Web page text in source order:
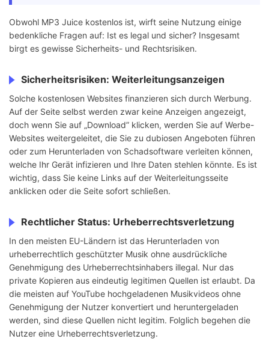
Obwohl MP3 Juice kostenlos ist, wirft seine Nutzung einige
bedenkliche Fragen auf: Ist es legal und sicher? Insgesamt
birgt es gewisse Sicherheits- und Rechtsrisiken.
Sicherheitsrisiken: Weiterleitungsanzeigen
Solche kostenlosen Websites finanzieren sich durch Werbung.
Auf der Seite selbst werden zwar keine Anzeigen angezeigt,
doch wenn Sie auf „Download” klicken, werden Sie auf Werbe-
Websites weitergeleitet, die Sie zu dubiosen Angeboten führen
oder zum Herunterladen von Schadsoftware verleiten können,
welche Ihr Gerät infizieren und Ihre Daten stehlen könnte. Es ist
wichtig, dass Sie keine Links auf der Weiterleitungsseite
anklicken oder die Seite sofort schließen.
Rechtlicher Status: Urheberrechtsverletzung
In den meisten EU-Ländern ist das Herunterladen von
urheberrechtlich geschützter Musik ohne ausdrückliche
Genehmigung des Urheberrechtsinhabers illegal. Nur das
private Kopieren aus eindeutig legitimen Quellen ist erlaubt. Da
die meisten auf YouTube hochgeladenen Musikvideos ohne
Genehmigung der Nutzer konvertiert und heruntergeladen
werden, sind diese Quellen nicht legitim. Folglich begehen die
Nutzer eine Urheberrechtsverletzung.